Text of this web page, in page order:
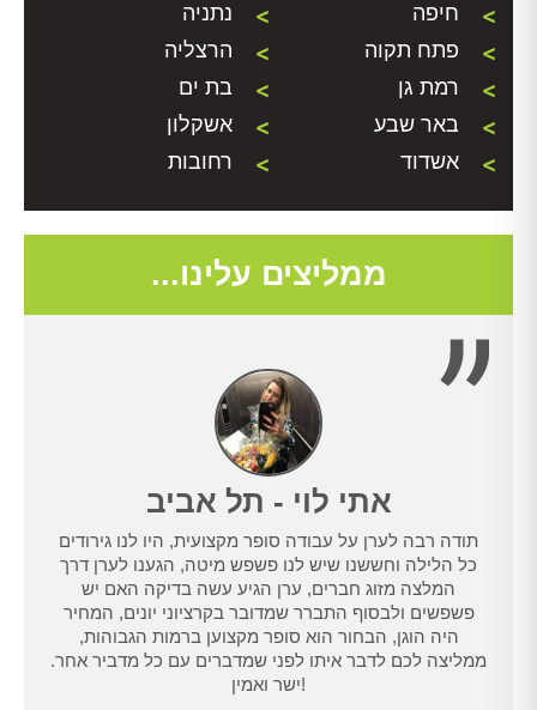
חיפה
נתניה
פתח תקוה
הרצליה
רמת גן
בת ים
באר שבע
אשקלון
אשדוד
רחובות
ממליצים עלינו...
אתי לוי - תל אביב
תודה רבה לערן על עבודה סופר מקצועית, היו לנו גירודים
כל הלילה וחששנו שיש לנו פשפש מיטה, הגענו לערן דרך
המלצה מזוג חברים, ערן הגיע עשה בדיקה האם יש
פשפשים ולבסוף התברר שמדובר בקרציוני יונים, המחיר
היה הוגן, הבחור הוא סופר מקצוען ברמות הגבוהות,
ממליצה לכם לדבר איתו לפני שמדברים עם כל מדביר אחר.
ישר ואמין!